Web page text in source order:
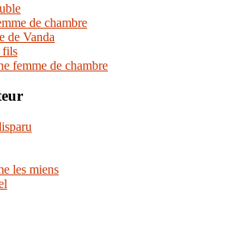
de chambre
de Vanda
fils
femme de chambre
les miens